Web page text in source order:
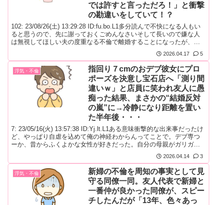
では許すと言っただろ！」と衝撃
の勘違いをしていて！？
102: 23/08/26(土) 13:29:28 ID:fu.bo.L1多分読んで不快になる人もい
ると思うので、先に謝っておくごめんなさいそして長いので嫌な人
は無視してほしい夫の度重なる不倫で離婚することになったが、夫
がここにきてゴネている結婚後、夫の仕事の都合で夫の実家近くに
転居(のちに夫が異動の希望を出していたとわかった)結構な田舎で、
よそ者の私は義実家をはじめご近所さん...
2026.04.17 5
浮気・不倫
指回り７cmのおデブ彼女にプロ
ポーズを決意し宝石店へ「測り間
違いｗ」と店員に笑われ友人に愚
痴った結果、まさかの“結婚反対
の嵐”に→冷静になり距離を置い
た半年後・・・
7: 23/05/16(火) 13:57:38 ID:Yj.lt.L1ある意味衝撃的な出来事だったけ
ど、やっぱり自虐を込めて俺の神経わからんってことで。デブ専つ
ーか、昔からふくよかな女性が好きだった。自分の母親がガリガリ
で気が荒くて、いつも釣り目で文句ばかり言ってたからか太ってて
ニコニコしてる女性に惹かれた。最近のタレントで言うと、３児の
ヒロインのかなでとか超タイプ。で、そのか...
2026.04.14 3
浮気・不倫
新婦の不倫を周知の事実として見
守る同僚一同。友人代表で新婦と
一番仲が良かった同僚が、スピー
チしたんだが「13年、色々あっ